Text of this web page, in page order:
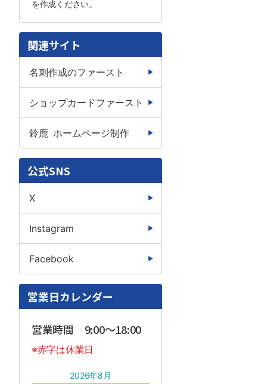
を作成ください。
関連サイト
名刺作成のファースト
ショップカードファースト
鈴鹿 ホームページ制作
公式SNS
X
Instagram
Facebook
営業日カレンダー
営業時間 9:00～18:00
※赤字は休業日
2026年8月